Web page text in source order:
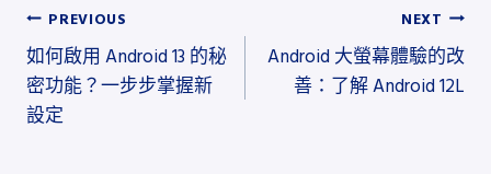
文
章
導
PREVIOUS
如何啟用 Android 13 的秘
密功能？一步步掌握新
設定
NEXT
Android 大螢幕體驗的改
善：了解 Android 12L